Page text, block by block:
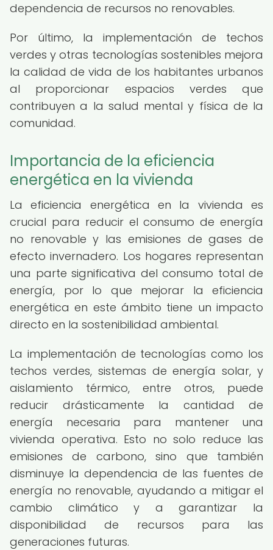
dependencia de recursos no renovables.
Por último, la implementación de techos
verdes y otras tecnologías sostenibles mejora
la calidad de vida de los habitantes urbanos
al proporcionar espacios verdes que
contribuyen a la salud mental y física de la
comunidad.
Importancia de la eficiencia
energética en la vivienda
La eficiencia energética en la vivienda es
crucial para reducir el consumo de energía
no renovable y las emisiones de gases de
efecto invernadero. Los hogares representan
una parte significativa del consumo total de
energía, por lo que mejorar la eficiencia
energética en este ámbito tiene un impacto
directo en la sostenibilidad ambiental.
La implementación de tecnologías como los
techos verdes, sistemas de energía solar, y
aislamiento térmico, entre otros, puede
reducir drásticamente la cantidad de
energía necesaria para mantener una
vivienda operativa. Esto no solo reduce las
emisiones de carbono, sino que también
disminuye la dependencia de las fuentes de
energía no renovable, ayudando a mitigar el
cambio climático y a garantizar la
disponibilidad de recursos para las
generaciones futuras.